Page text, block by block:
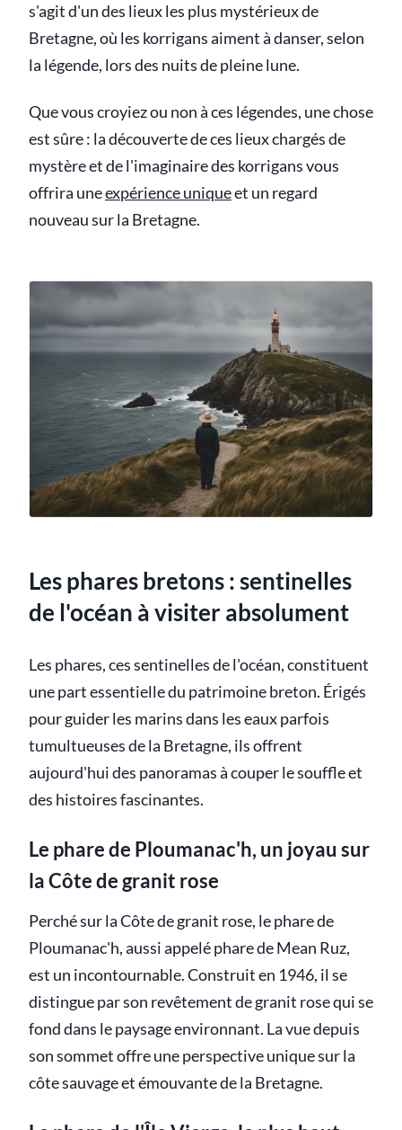
s'agit d'un des lieux les plus mystérieux de
Bretagne, où les korrigans aiment à danser, selon
la légende, lors des nuits de pleine lune.
Que vous croyiez ou non à ces légendes, une chose
est sûre : la découverte de ces lieux chargés de
mystère et de l'imaginaire des korrigans vous
offrira uneexpérience uniqueet un regard
nouveau sur la Bretagne.
Les phares bretons : sentinelles
de l'océan à visiter absolument
Les phares, ces sentinelles de l'océan, constituent
une part essentielle du patrimoine breton. Érigés
pour guider les marins dans les eaux parfois
tumultueuses de la Bretagne, ils offrent
aujourd'hui des panoramas à couper le souffle et
des histoires fascinantes.
Le phare de Ploumanac'h, un joyau sur
la Côte de granit rose
Perché sur la Côte de granit rose, le phare de
Ploumanac'h, aussi appelé phare de Mean Ruz,
est un incontournable. Construit en 1946, il se
distingue par son revêtement de granit rose qui se
fond dans le paysage environnant. La vue depuis
son sommet offre une perspective unique sur la
côte sauvage et émouvante de la Bretagne.